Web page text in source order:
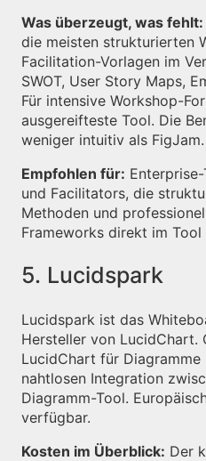
Was überzeugt, was fehlt:
die meisten strukturierten
Facilitation-Vorlagen im
SWOT, User Story Maps,
Für intensive Workshop-
ausgereifteste Tool. Die
weniger intuitiv als FigJam.
Empfohlen für:
und Facilitators, die
Methoden und
Frameworks direkt im Tool
5. Lucidspark
Lucidspark ist das
Hersteller von LucidChart.
LucidChart für
nahtlosen Integration
Diagramm-Tool.
verfügbar.
Kosten im Überblick: Der